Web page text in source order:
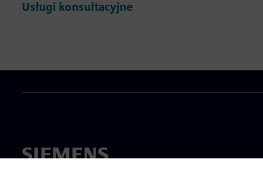
Usługi konsultacyjne